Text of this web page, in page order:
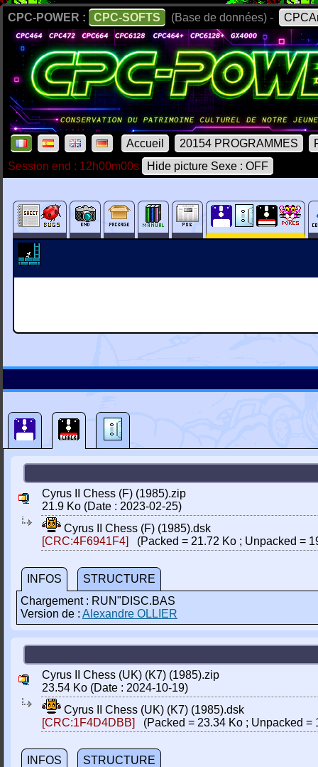
CPC-POWER : CPC-SOFTS (Base de données) -
Accueil 20154 PROGRAMMES
Session end : 12h00m00s
Hide picture Sexe : OFF
Cyrus II Chess (F) (1985).zip
21.9 Ko (Date : 2023-02-25)
Cyrus II Chess (F) (1985).dsk
[CRC:4F6941F4]
(Packed = 21.72 Ko ; Unpacked =
INFOS
STRUCTURE
Chargement : RUN"DISC.BAS
Version de : Alexandre OLLIER
Cyrus II Chess (UK) (K7) (1985).zip
23.54 Ko (Date : 2024-10-19)
Cyrus II Chess (UK) (K7) (1985).dsk
[CRC:1F4D4DBB]
(Packed = 23.34 Ko ; Unpacked =
INFOS
STRUCTURE